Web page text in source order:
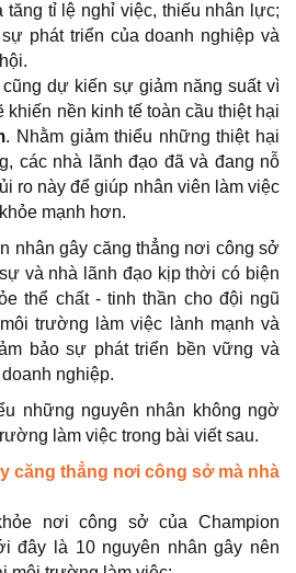
tăng tỉ lệ nghỉ việc, thiếu nhân lực;
phát triển của doanh nghiệp và
dự kiến sự giảm năng suất vì
khiến nền kinh tế toàn cầu thiệt hại
. Nhằm giảm thiểu những thiệt hại
các nhà lãnh đạo đã và đang nỗ
ro này để giúp nhân viên làm việc
mạnh hơn.
nhân gây căng thẳng nơi công sở
và nhà lãnh đạo kịp thời có biện
thể chất - tinh thần cho đội ngũ
trường làm việc lành mạnh và
bảo sự phát triển bền vững và
nghiệp.
những nguyên nhân không ngờ
làm việc trong bài viết sau.
căng thẳng nơi công sở mà nhà
nơi công sở của Champion
đây là 10 nguyên nhân gây nên